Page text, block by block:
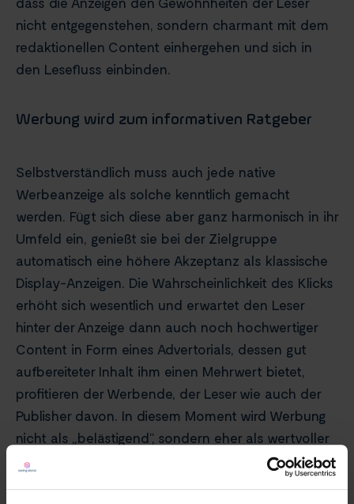
nicht entgegenstehen, sondern charmant mit dem
redaktionellen Content einhergehen und sich in
den Lesefluss einbinden.
Werbung wird zum informativen Ratgeber
Selbstverständlich muss auch jede native
Werbeanzeige als solche kenntlich gemacht
werden. Fügt sich diese aber ganz harmonisch in ihr
Umfeld ein, genießt sie bei der Zielgruppe
automatisch eine höhere Akzeptanz als klassische
Display-Anzeigen. Die Wahrscheinlichkeit des Klicks
erhöht sich wesentlich und erwartet den Leser
hinter der Anzeige dann auch noch hochwertiger
Content in Form eines Advertorials, dessen gut
aufbereiteter Inhalt ihm einen Mehrwert bietet,
profitieren der Werbende, der Leser wie auch der
Publisher davon. In diesem Moment wird Werbung
nicht als „belästigend“, sondern eher als wertvoller
Ratgeber wahrgenommen. Seeding Alliance verfügt